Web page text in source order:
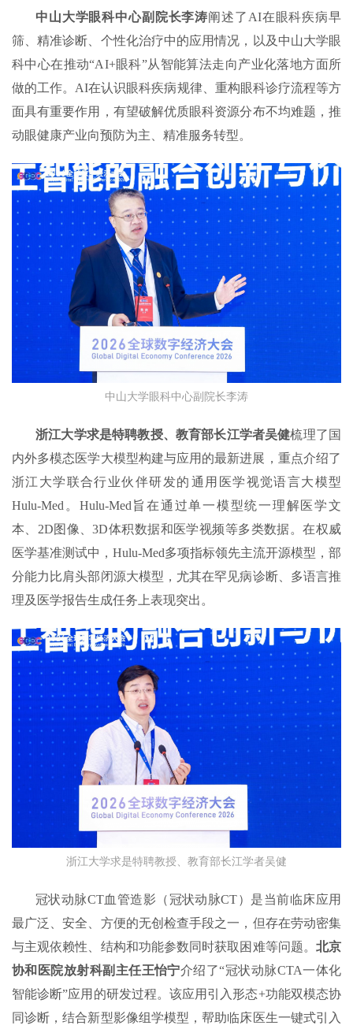
中山大学眼科中心副院长李涛阐述了AI在眼科疾病早
筛、精准诊断、个性化治疗中的应用情况，以及中山大学眼
科中心在推动“AI+眼科”从智能算法走向产业化落地方面所
做的工作。AI在认识眼科疾病规律、重构眼科诊疗流程等方
面具有重要作用，有望破解优质眼科资源分布不均难题，推
动眼健康产业向预防为主、精准服务转型。
中山大学眼科中心副院长李涛
浙江大学求是特聘教授、教育部长江学者吴健梳理了国
内外多模态医学大模型构建与应用的最新进展，重点介绍了‌
浙江大学联合行业伙伴研发的‌通用医学视觉语言大模型
Hulu-Med。Hulu-Med旨在通过单一模型统一理解医学文
本、2D图像、3D体积数据和医学视频等多类数据。在权威
医学基准测试中，Hulu-Med多项指标领先主流开源模型，部
分能力比肩头部闭源大模型，尤其在罕见病诊断、多语言推
理及医学报告生成任务上表现突出。
浙江大学求是特聘教授、教育部长江学者吴健
冠状动脉CT血管造影（冠状动脉CT）是当前临床应用
最广泛、安全、方便的无创检查手段之一，但存在劳动密集
与主观依赖性、结构和功能参数同时获取困难等问题。 北京
协和医院放射科副主任王怡宁介绍了“冠状动脉CTA一体化
智能诊断”应用的研发过程。该应用引入形态+功能双模态协
同诊断，结合新型影像组学模型，帮助临床医生一键式引入